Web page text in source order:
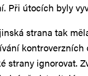
Při útocích byly
strana tak
kontroverzních
strany ignorovat.